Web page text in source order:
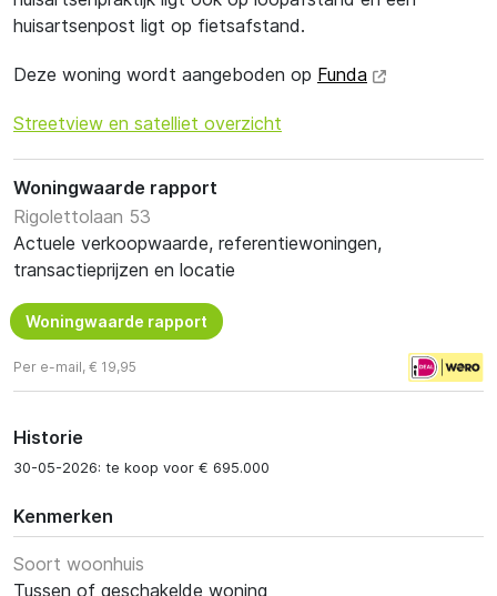
huisartsenpost ligt op fietsafstand.
Deze woning wordt aangeboden op Funda
Streetview en satelliet overzicht
Woningwaarde rapport
Rigolettolaan 53
Actuele verkoopwaarde, referentiewoningen,
transactieprijzen en locatie
Woningwaarde rapport
Per e-mail, € 19,95
Historie
30-05-2026: te koop voor € 695.000
Kenmerken
Soort woonhuis
Tussen of geschakelde woning